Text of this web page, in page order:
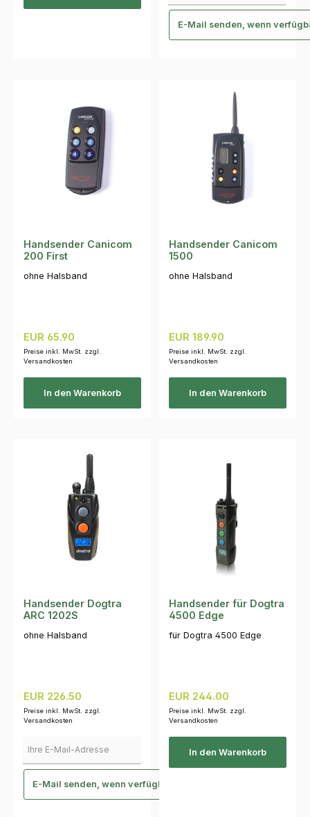
E-Mail senden, wenn
Handsender Canicom
200 First
ohne Halsband
Regulärer Preis:
EUR 65.90
Preise inkl. MwSt. zzgl.
Versandkosten
In den Warenkorb
Handsender Canicom
1500
ohne Halsband
Regulärer Preis:
EUR 189.90
Preise inkl. MwSt. zzgl.
Versandkosten
In den Warenkorb
Handsender Dogtra
ARC 1202S
ohne Halsband
Regulärer Preis:
EUR 226.50
Preise inkl. MwSt. zzgl.
Versandkosten
E-Mail senden, wenn verfügbar
Handsender für Dogtra
4500 Edge
für Dogtra 4500 Edge
Regulärer Preis:
EUR 244.00
Preise inkl. MwSt. zzgl.
Versandkosten
In den Warenkorb